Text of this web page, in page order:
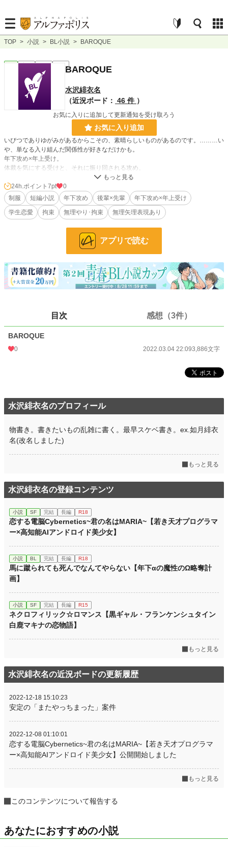
TOP > 小説 > BL小説 > BAROQUE
完結 短編 BAROQUE
水沢緋衣名
（近況ボード： 46 件 ）
お気に入りに追加して更新通知を受け取ろう
お気に入り追加
いびつでありゆがみがあるからこその、素晴らしいものがあるのです。………い
や、単なる入り組んだ関係性が好きなだけかも。
年下攻め×年上受け。
体裁を気にする受けと、それに振り回される攻め。
小説 37,855 位 / 228,833 件
BL 10,196 位 / 31,434 件
文字数 3,886
更新日時 2022.03.04 22:09
週間ポイント
24h.ポイント 7pt
0
制服
短編小説 年下攻め 後輩×先輩
年下攻め×年上受け
学生恋愛
拘束 無理やり･拘束 無理矢理表現あり
アプリで読む
目次 感想（3件）
BAROQUE
0 2022.03.04 22:093,886文字
水沢緋衣名のプロフィール
物書き。書きたいもの乱雑に書く。最早スケベ書き。ex.如月緋衣
名(改名しました)
もっと見る
水沢緋衣名の登録コンテンツ
小説 SF 完結 長編 R18
恋する電脳Cybernetics~君の名はMARIA~【若き天才プログラマ
ー×高知能AIアンドロイド美少女】
小説 BL 完結 長編 R18
馬に蹴られても死んでなんてやらない【年下αの魔性のΩ略奪計
画】
小説 SF 完結 長編 R15
ネクロフィリック☆ロマンス【黒ギャル・フランケンシュタイン
白鹿マキナの恋物語】
もっと見る
水沢緋衣名の近況ボードの更新履歴
2022-12-18 15:10:23
安定の「またやっちまった」案件
2022-12-08 01:10:01
恋する電脳Cybernetics~君の名はMARIA~【若き天才プログラマ
ー×高知能AIアンドロイド美少女】公開開始しました
もっと見る
このコンテンツについて報告する
あなたにおすすめの小説